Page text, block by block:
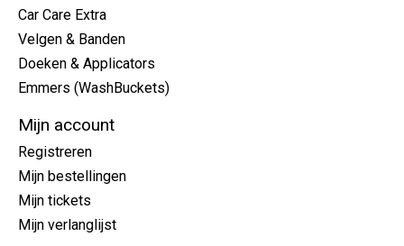
Car Care Extra
Velgen & Banden
Doeken & Applicators
Emmers (WashBuckets)
Mijn account
Registreren
Mijn bestellingen
Mijn tickets
Mijn verlanglijst